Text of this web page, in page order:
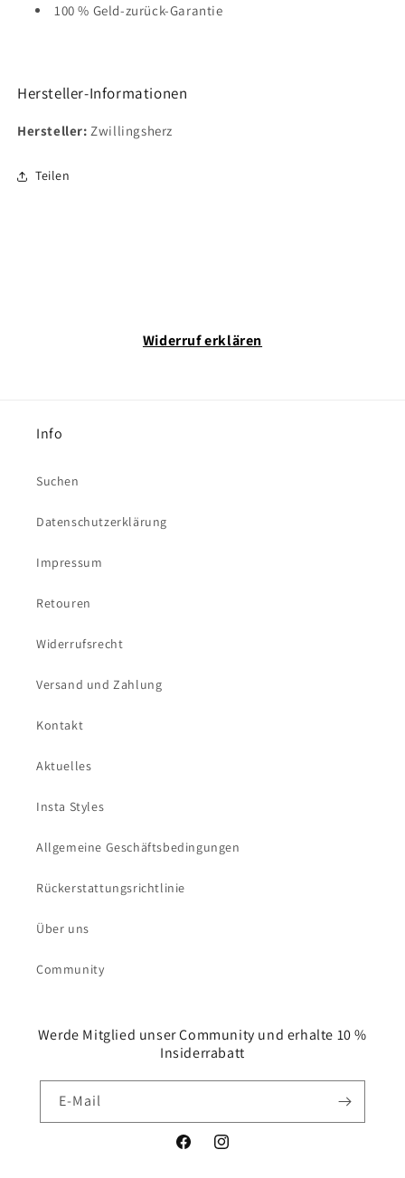
100 % Geld-zurück-Garantie
Hersteller-Informationen
Hersteller: Zwillingsherz
Teilen
Widerruf erklären
Info
Suchen
Datenschutzerklärung
Impressum
Retouren
Widerrufsrecht
Versand und Zahlung
Kontakt
Aktuelles
Insta Styles
Allgemeine Geschäftsbedingungen
Rückerstattungsrichtlinie
Über uns
Community
Werde Mitglied unser Community und erhalte 10 %
Insiderrabatt
E-Mail
FacebookInstagram